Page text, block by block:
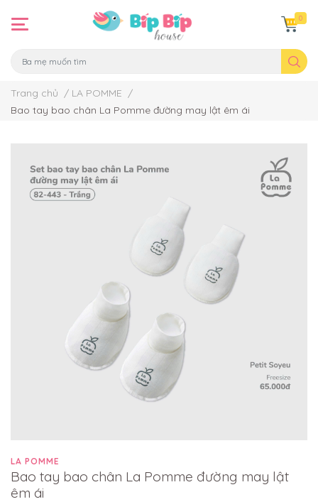
0
Trang chủ / LA POMME /
Bao tay bao chân La Pomme đường may lật êm ái
LA POMME
Bao tay bao chân La Pomme đường may lật
êm ái